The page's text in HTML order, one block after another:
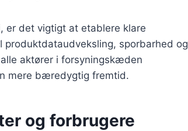
er det vigtigt at etablere klare
sporbarhed og
aktører i forsyningskæden
mere bæredygtig fremtid.
og forbrugere